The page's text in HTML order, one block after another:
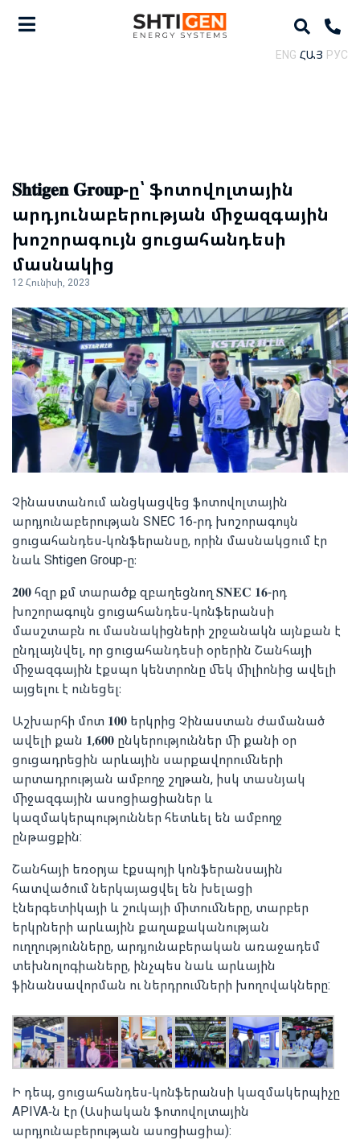
ENG ՀԱՅ РУС
𝐒𝐡𝐭𝐢𝐠𝐞𝐧 𝐆𝐫𝐨𝐮𝐩-ը՝ ֆոտովոլտային
արդյունաբերության միջազգային
խոշորագույն ցուցահանդեսի
մասնակից
12 Հունիսի, 2023
Չինաստանում անցկացվեց ֆոտովոլտային
արդյունաբերության SNEC 16-րդ խոշորագույն
ցուցահանդես-կոնֆերանսը, որին մասնակցում էր
նաև Shtigen Group-ը։
𝟐𝟎𝟎 հզր քմ տարածք զբաղեցնող 𝐒𝐍𝐄𝐂 𝟏𝟔-րդ
խոշորագույն ցուցահանդես-կոնֆերանսի
մասշտաբն ու մասնակիցների շրջանակն այնքան է
ընդլայնվել, որ ցուցահանդեսի օրերին Շանհայի
միջազգային էքսպո կենտրոնը մեկ միլիոնից ավելի
այցելու է ունեցել։
Աշխարհի մոտ 𝟏𝟎𝟎 երկրից Չինաստան ժամանած
ավելի քան 𝟏,𝟔𝟎𝟎 ընկերություններ մի քանի օր
ցուցադրեցին արևային սարքավորումների
արտադրության ամբողջ շղթան, իսկ տասնյակ
միջազգային ասոցիացիաներ և
կազմակերպություններ հետևել են ամբողջ
ընթացքին:
Շանհայի եռօրյա էքսպոյի կոնֆերանսային
հատվածում ներկայացվել են խելացի
էներգետիկայի և շուկայի միտումները, տարբեր
երկրների արևային քաղաքականության
ուղղությունները, արդյունաբերական առաջադեմ
տեխնոլոգիաները, ինչպես նաև արևային
ֆինանսավորման ու ներդրումների խողովակները:
Ի դեպ, ցուցահանդես-կոնֆերանսի կազմակերպիչը
APIVA-ն էր (Ասիական ֆոտովոլտային
արդյունաբերության ասոցիացիա):